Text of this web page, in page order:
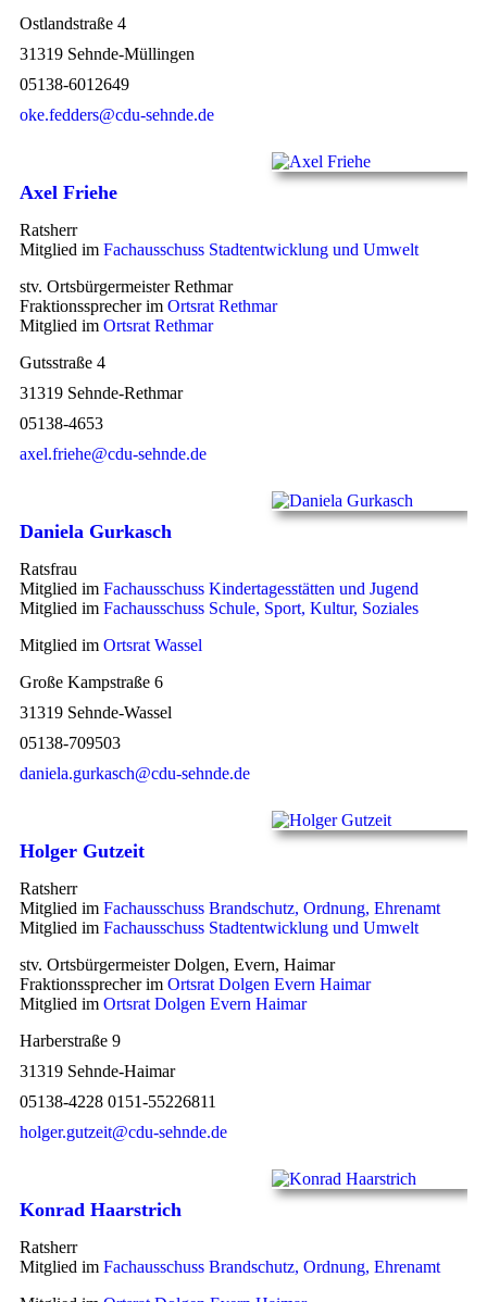
Ostlandstraße 4
31319 Sehnde-Müllingen
05138-6012649
oke.fedders@cdu-sehnde.de
Axel Friehe
Ratsherr
Mitglied im Fachausschuss Stadtentwicklung und Umwelt
stv. Ortsbürgermeister Rethmar
Fraktionssprecher im Ortsrat Rethmar
Mitglied im Ortsrat Rethmar
Gutsstraße 4
31319 Sehnde-Rethmar
05138-4653
axel.friehe@cdu-sehnde.de
Daniela Gurkasch
Ratsfrau
Mitglied im Fachausschuss Kindertagesstätten und Jugend
Mitglied im Fachausschuss Schule, Sport, Kultur, Soziales
Mitglied im Ortsrat Wassel
Große Kampstraße 6
31319 Sehnde-Wassel
05138-709503
daniela.gurkasch@cdu-sehnde.de
Holger Gutzeit
Ratsherr
Mitglied im Fachausschuss Brandschutz, Ordnung, Ehrenamt
Mitglied im Fachausschuss Stadtentwicklung und Umwelt
stv. Ortsbürgermeister Dolgen, Evern, Haimar
Fraktionssprecher im Ortsrat Dolgen Evern Haimar
Mitglied im Ortsrat Dolgen Evern Haimar
Harberstraße 9
31319 Sehnde-Haimar
05138-4228 0151-55226811
holger.gutzeit@cdu-sehnde.de
Konrad Haarstrich
Ratsherr
Mitglied im Fachausschuss Brandschutz, Ordnung, Ehrenamt